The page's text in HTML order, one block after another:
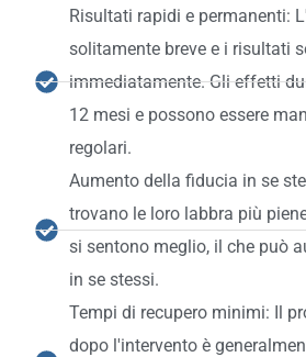
Risultati rapidi e permanenti:
solitamente breve e i risultati
immediatamente. Gli effetti
12 mesi e possono essere
regolari.
Aumento della fiducia in se
trovano le loro labbra più
si sentono meglio, il che può
in se stessi.
Tempi di recupero minimi: Il
dopo l'intervento è